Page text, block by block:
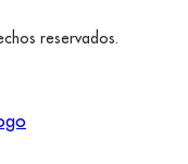
reservados.